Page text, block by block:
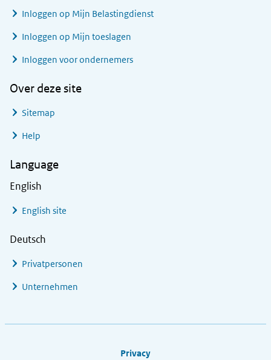
Inloggen op Mijn Belastingdienst
Inloggen op Mijn toeslagen
Inloggen voor ondernemers
Over deze site
Sitemap
Help
Language
English
English site
Deutsch
Privatpersonen
Unternehmen
Privacy